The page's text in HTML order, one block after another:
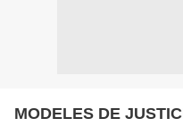
MODELES DE